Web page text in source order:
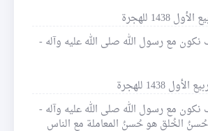
نكون مع رسول الله صلى الله عليه وآله -
نكون مع رسول الله صلى الله عليه وآله -